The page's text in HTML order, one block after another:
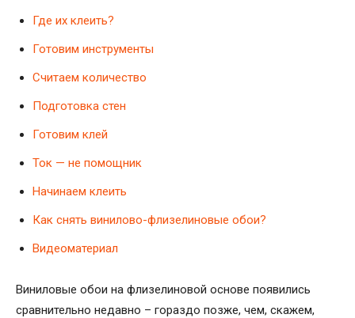
Где их клеить?
Готовим инструменты
Считаем количество
Подготовка стен
Готовим клей
Ток — не помощник
Начинаем клеить
Как снять винилово-флизелиновые обои?
Видеоматериал
Виниловые обои на флизелиновой основе появились
сравнительно недавно – гораздо позже, чем, скажем,